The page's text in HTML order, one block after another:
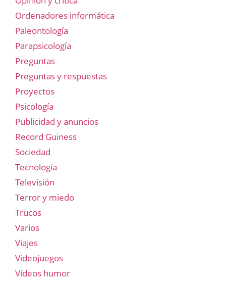
Ordenadores informática
Paleontología
Parapsicología
Preguntas
Preguntas y respuestas
Proyectos
Psicología
Publicidad y anuncios
Record Guiness
Sociedad
Tecnología
Televisión
Terror y miedo
Trucos
Varios
Viajes
Videojuegos
Vídeos humor